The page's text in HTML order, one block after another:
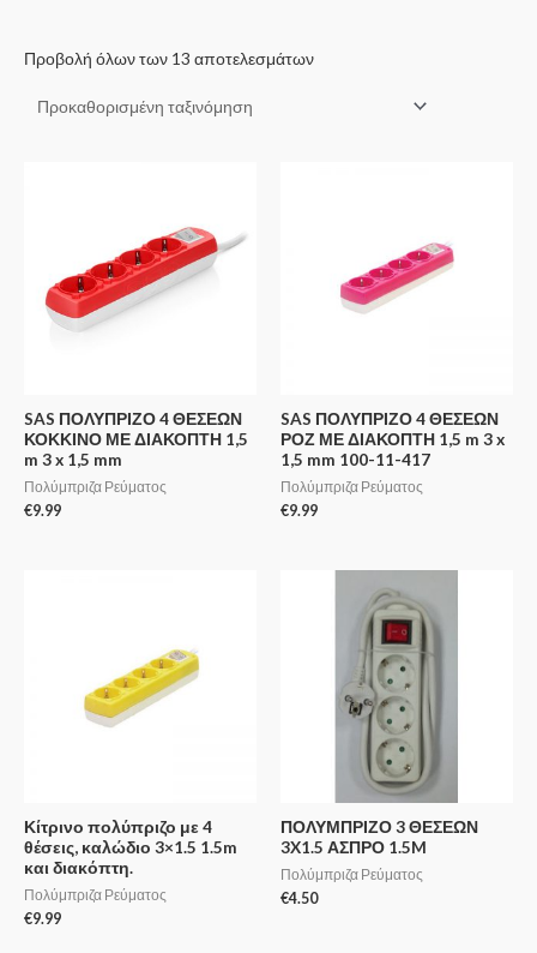
Προβολή όλων των 13 αποτελεσμάτων
SAS ΠΟΛΥΠΡΙΖΟ 4 ΘΕΣΕΩΝ
ΚΟΚΚΙΝΟ ΜΕ ΔΙΑΚΟΠΤΗ 1,5
m 3 x 1,5 mm
Πολύμπριζα Ρεύματος
€9.99
SAS ΠΟΛΥΠΡΙΖΟ 4 ΘΕΣΕΩΝ
ΡΟΖ ΜΕ ΔΙΑΚΟΠΤΗ 1,5 m 3 x
1,5 mm 100-11-417
Πολύμπριζα Ρεύματος
€9.99
Κίτρινο πολύπριζο με 4
θέσεις, καλώδιο 3×1.5 1.5m
και διακόπτη.
Πολύμπριζα Ρεύματος
€9.99
ΠΟΛΥΜΠΡΙΖΟ 3 ΘΕΣΕΩΝ
3X1.5 ΑΣΠΡΟ 1.5M
Πολύμπριζα Ρεύματος
€4.50